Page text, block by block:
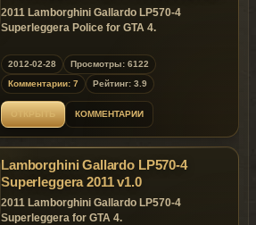
2011 Lamborghini Gallardo LP570-4
Superleggera Police for GTA 4.
Replaces: any car
2012-02-28
Просмотры: 6122
Комментарии: 7
Рейтинг: 3.9
КОММЕНТАРИИ
Lamborghini Gallardo LP570-4
Superleggera 2011 v1.0
2011 Lamborghini Gallardo LP570-4
Superleggera for GTA 4.